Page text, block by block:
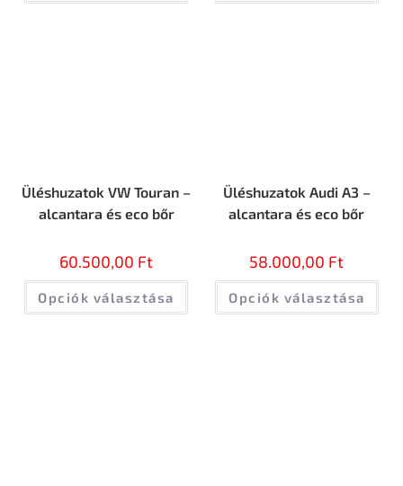
Üléshuzatok VW Touran –
alcantara és eco bőr
60.500,00 Ft
Opciók választása
Üléshuzatok Audi A3 –
alcantara és eco bőr
58.000,00 Ft
Opciók választása